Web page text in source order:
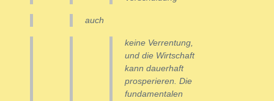
auch
keine Verrentung,
und die Wirtschaft
kann dauerhaft
prosperieren. Die
fundamentalen